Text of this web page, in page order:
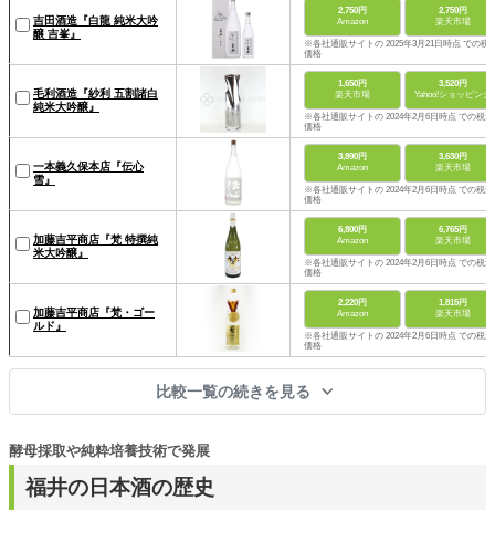
吉田酒造『白龍 純米大吟
醸 吉峯』
2,750円
Amazon
2,750円
楽天市場
※各社通販サイトの 2025年3月21日時点 での税
価格
毛利酒造『紗利 五割諸白
純米大吟醸』
1,650円
楽天市場
3,520円
Yahoo!ショッピング
※各社通販サイトの 2024年2月6日時点 での税込
価格
一本義久保本店『伝心
雪』
3,890円
Amazon
3,630円
楽天市場
※各社通販サイトの 2024年2月6日時点 での税込
価格
加藤吉平商店『梵 特撰純
米大吟醸』
6,800円
Amazon
6,765円
楽天市場
※各社通販サイトの 2024年2月6日時点 での税込
価格
加藤吉平商店『梵・ゴー
ルド』
2,220円
Amazon
1,815円
楽天市場
※各社通販サイトの 2024年2月6日時点 での税込
価格
比較一覧の続きを見る
福井の日本酒の歴史
酵母採取や純粋培養技術で発展